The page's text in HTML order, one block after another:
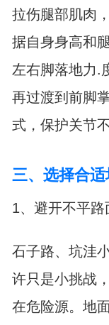
拉伤腿部肌肉
据自身身高和
左右脚落地力.
再过渡到前脚
式，保护关节
三、选择合适
1、避开不平路
石子路、坑洼
许只是小挑战
在危险源。地